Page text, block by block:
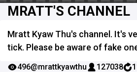
MRATT'S CHANNEL
Mratt Kyaw Thu's channel. It's
tick. Please be aware of fake
496@mrattkyawthu 127038